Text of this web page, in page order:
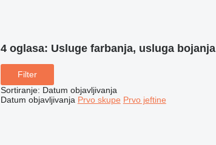
4 oglasa: Usluge farbanja, usluga bojanja
Filter
Sortiranje: Datum objavljivanja
Datum objavljivanja Prvo skupe Prvo jeftine